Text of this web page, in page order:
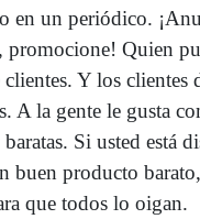
en un periódico.
promocione! Quien
Y los clientes
A la gente le gusta
Si usted está
buen producto
que todos lo oigan.